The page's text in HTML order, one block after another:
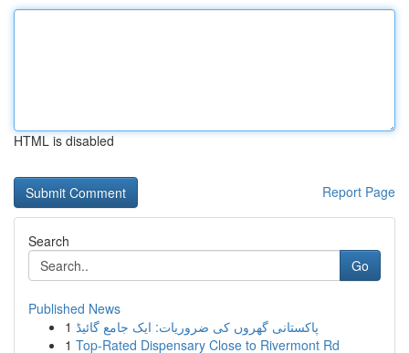
HTML is disabled
Report Page
Search
Go
Published News
1 پاکستانی گھروں کی ضروریات: ایک جامع گائیڈ
1 Top-Rated Dispensary Close to Rivermont Rd